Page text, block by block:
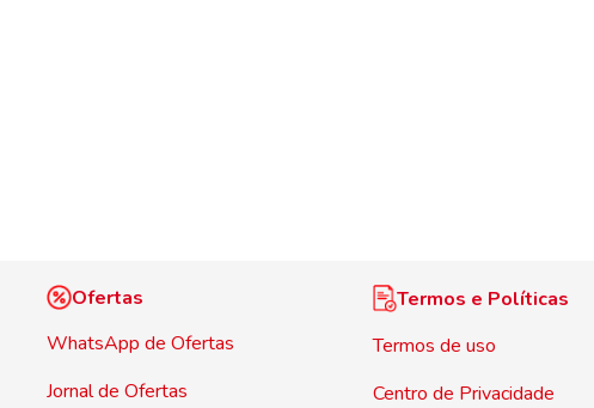
Ofertas
WhatsApp de Ofertas
Jornal de Ofertas
Termos e Políticas
Termos de uso
Centro de Privacidade